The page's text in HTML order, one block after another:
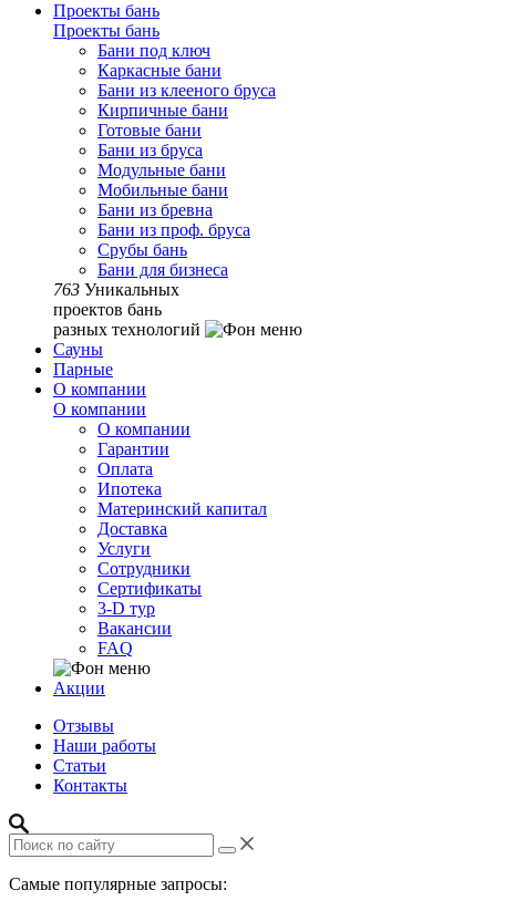
Проекты бань
Проекты бань
Бани под ключ
Каркасные бани
Бани из клееного бруса
Кирпичные бани
Готовые бани
Бани из бруса
Модульные бани
Мобильные бани
Бани из бревна
Бани из проф. бруса
Срубы бань
Бани для бизнеса
763 Уникальных
проектов бань
разных технологий
Сауны
Парные
О компании
О компании
О компании
Гарантии
Оплата
Ипотека
Материнский капитал
Доставка
Услуги
Сотрудники
Сертификаты
3-D тур
Вакансии
FAQ
Акции
Отзывы
Наши работы
Статьи
Контакты
Самые популярные запросы: